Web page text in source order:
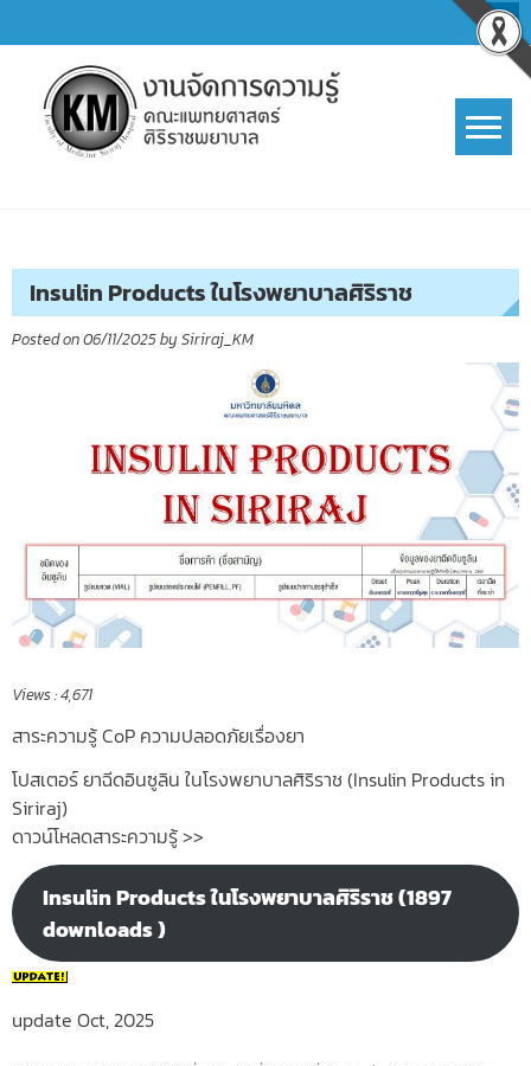
to
content
Insulin Products ในโรงพยาบาลศิริราช
Posted on06/11/2025by Siriraj_KM
Views :4,671
สาระความรู้ CoP ความปลอดภัยเรื่องยา
โปสเตอร์ ยาฉีดอินซูลิน ในโรงพยาบาลศิริราช (Insulin Products in
Siriraj)
ดาวน์โหลดสาระความรู้ >>
Insulin Products ในโรงพยาบาลศิริราช (1897
downloads )
update Oct, 2025